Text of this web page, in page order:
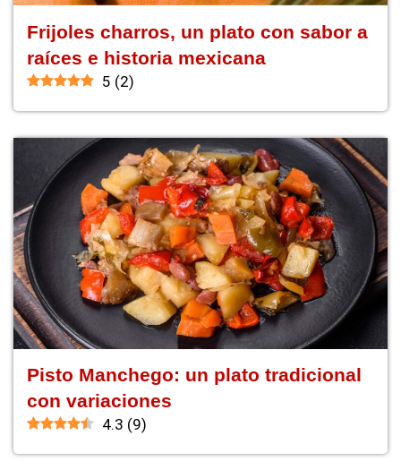
Frijoles charros, un plato con sabor a
raíces e historia mexicana
5 (2)
Pisto Manchego: un plato tradicional
con variaciones
4.3 (9)